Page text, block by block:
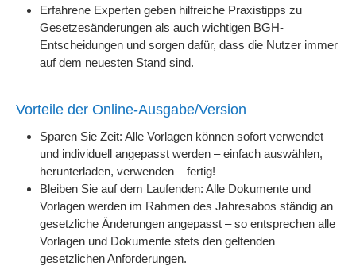
Erfahrene Experten geben hilfreiche Praxistipps zu
Gesetzesänderungen als auch wichtigen BGH-
Entscheidungen und sorgen dafür, dass die Nutzer immer
auf dem neuesten Stand sind.
Vorteile der Online-Ausgabe/Version
Sparen Sie Zeit: Alle Vorlagen können sofort verwendet
und individuell angepasst werden – einfach auswählen,
herunterladen, verwenden – fertig!
Bleiben Sie auf dem Laufenden: Alle Dokumente und
Vorlagen werden im Rahmen des Jahresabos ständig an
gesetzliche Änderungen angepasst – so entsprechen alle
Vorlagen und Dokumente stets den geltenden
gesetzlichen Anforderungen.